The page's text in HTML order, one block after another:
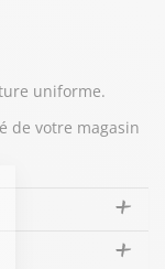
uniforme.
de votre magasin